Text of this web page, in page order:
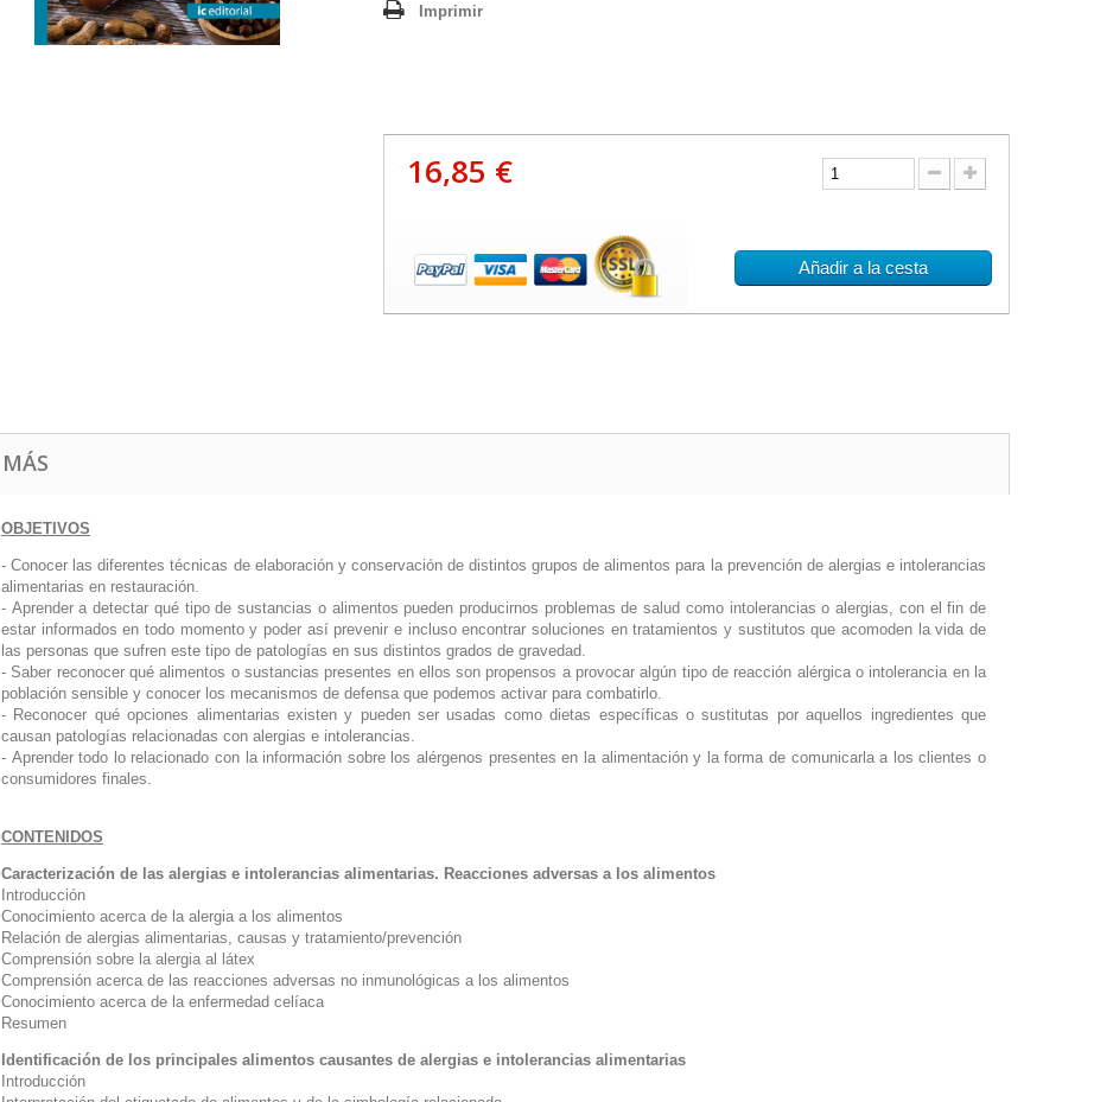
Imprimir
16,85 €
Añadir a la cesta
MÁS
OBJETIVOS
- Conocer las diferentes técnicas de elaboración y conservación de distintos grupos de alimentos para la prevención de alergias e intolerancias
alimentarias en restauración.
- Aprender a detectar qué tipo de sustancias o alimentos pueden producirnos problemas de salud como intolerancias o alergias, con el fin de
estar informados en todo momento y poder así prevenir e incluso encontrar soluciones en tratamientos y sustitutos que acomoden la vida de
las personas que sufren este tipo de patologías en sus distintos grados de gravedad.
- Saber reconocer qué alimentos o sustancias presentes en ellos son propensos a provocar algún tipo de reacción alérgica o intolerancia en la
población sensible y conocer los mecanismos de defensa que podemos activar para combatirlo.
- Reconocer qué opciones alimentarias existen y pueden ser usadas como dietas específicas o sustitutas por aquellos ingredientes que
causan patologías relacionadas con alergias e intolerancias.
- Aprender todo lo relacionado con la información sobre los alérgenos presentes en la alimentación y la forma de comunicarla a los clientes o
consumidores finales.
CONTENIDOS
Caracterización de las alergias e intolerancias alimentarias. Reacciones adversas a los alimentos
Introducción
Conocimiento acerca de la alergia a los alimentos
Relación de alergias alimentarias, causas y tratamiento/prevención
Comprensión sobre la alergia al látex
Comprensión acerca de las reacciones adversas no inmunológicas a los alimentos
Conocimiento acerca de la enfermedad celíaca
Resumen
Identificación de los principales alimentos causantes de alergias e intolerancias alimentarias
Introducción